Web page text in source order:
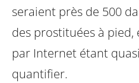
seraient près de 500
des prostituées à
par Internet étant
quantifier.